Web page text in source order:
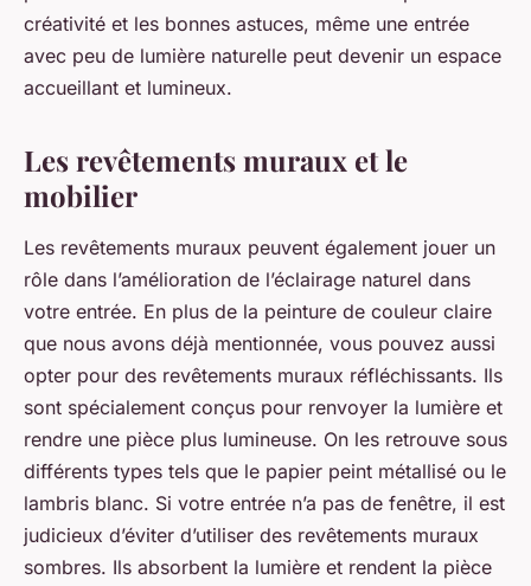
créativité et les bonnes astuces, même une entrée
avec peu de lumière naturelle peut devenir un espace
accueillant et lumineux.
Les revêtements muraux et le
mobilier
Les revêtements muraux peuvent également jouer un
rôle dans l’amélioration de l’éclairage naturel dans
votre entrée. En plus de la peinture de couleur claire
que nous avons déjà mentionnée, vous pouvez aussi
opter pour des revêtements muraux réfléchissants. Ils
sont spécialement conçus pour renvoyer la lumière et
rendre une pièce plus lumineuse. On les retrouve sous
différents types tels que le papier peint métallisé ou le
lambris blanc. Si votre entrée n’a pas de fenêtre, il est
judicieux d’éviter d’utiliser des revêtements muraux
sombres. Ils absorbent la lumière et rendent la pièce